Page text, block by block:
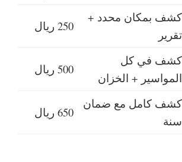
كشف بمكان محدد +
تقرير
250 ريال
كشف في كل
المواسير + الخزان
500 ريال
كشف كامل مع ضمان
سنة
650 ريال